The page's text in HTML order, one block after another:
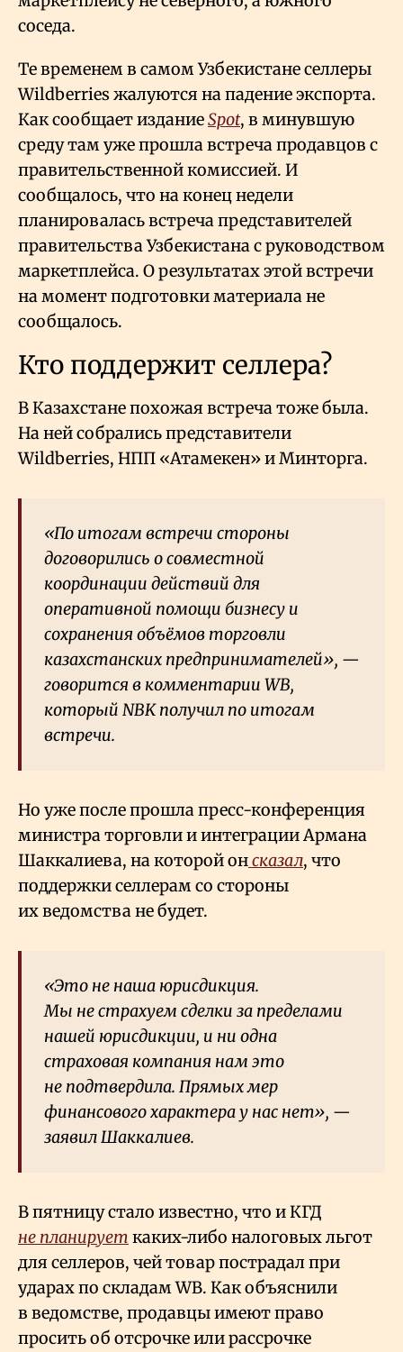
соседа.
Те временем в самом Узбекистане селлеры
Wildberries жалуются на падение экспорта.
Как сообщает изданиеSpot, в минувшую
среду там уже прошла встреча продавцов с
правительственной комиссией. И
сообщалось, что на конец недели
планировалась встреча представителей
правительства Узбекистана с руководством
маркетплейса. О результатах этой встречи
на момент подготовки материала не
сообщалось.
Кто поддержит селлера?
В Казахстане похожая встреча тоже была.
На ней собрались представители
Wildberries, НПП «Атамекен» и Минторга.
«По итогам встречи стороны
договорились о совместной
координации действий для
оперативной помощи бизнесу и
сохранения объёмов торговли
казахстанских предпринимателей», —
говорится в комментарии WB,
который NBK получил по итогам
встречи.
Но уже после прошла пресс-конференция
министра торговли и интеграции Армана
Шаккалиева, на которой онсказал, что
поддержки селлерам со стороны
их ведомства не будет.
«Это не наша юрисдикция.
Мы не страхуем сделки за пределами
нашей юрисдикции, и ни одна
страховая компания нам это
не подтвердила. Прямых мер
финансового характера у нас нет», —
заявил Шаккалиев.
В пятницу стало известно, что и КГД
не планирует каких-либо налоговых льгот
для селлеров, чей товар пострадал при
ударах по складам WB. Как объяснили
в ведомстве, продавцы имеют право
просить об отсрочке или рассрочке